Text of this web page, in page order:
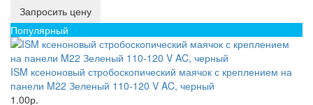
Запросить цену
Популярный
ISM ксеноновый стробоскопический маячок с креплением на
панели M22 Зеленый 110-120 V AC, черный
1.00р.